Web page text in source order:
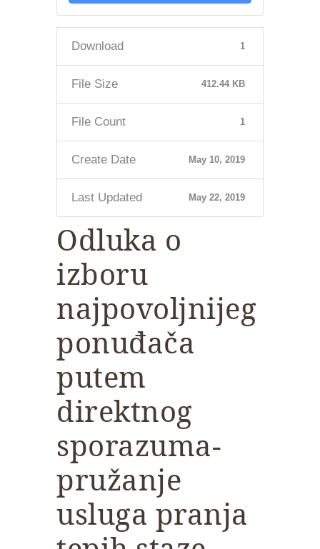
Download 1
File Size 412.44 KB
File Count 1
Create Date May 10, 2019
Last Updated May 22, 2019
Odluka o
izboru
najpovoljnijeg
ponuđača
putem
direktnog
sporazuma-
pružanje
usluga pranja